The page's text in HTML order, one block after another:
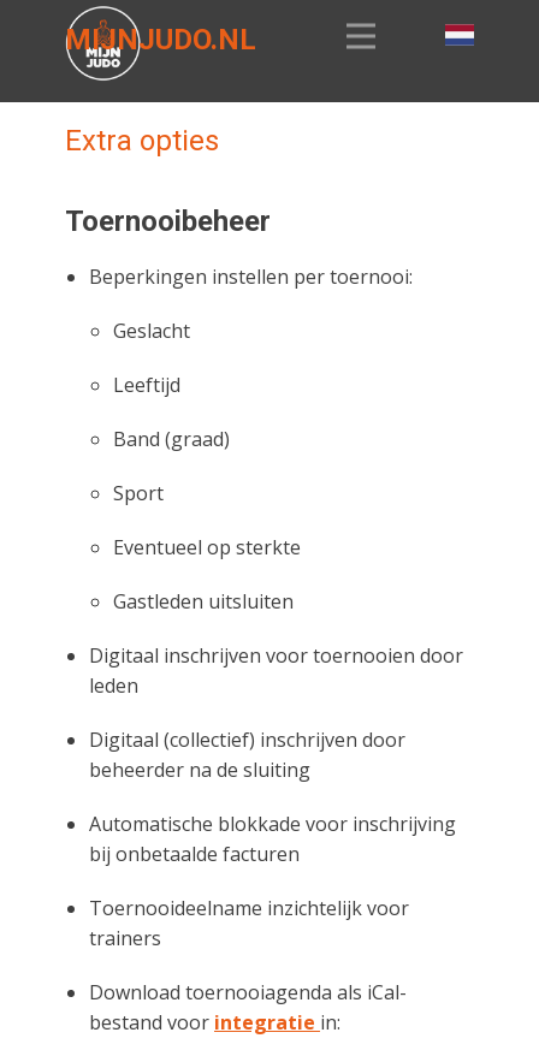
MIJNJUDO.NL
Extra opties
Toernooibeheer
Beperkingen instellen per toernooi:
Geslacht
Leeftijd
Band (graad)
Sport
Eventueel op sterkte
Gastleden uitsluiten
Digitaal inschrijven voor toernooien door
leden
Digitaal (collectief) inschrijven door
beheerder na de sluiting
Automatische blokkade voor inschrijving
bij onbetaalde facturen
Toernooideelname inzichtelijk voor
trainers
Download toernooiagenda als iCal-
bestand voor integratie in: